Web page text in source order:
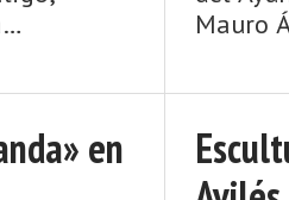
Mauro
en